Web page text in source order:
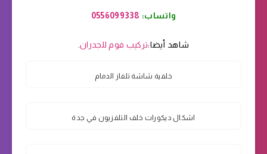
واتساب: 0556099338
شاهد أيضا:تركيب فوم للجدران.
خلفية شاشة تلفاز الدمام
اشكال ديكورات خلف التلفزيون في جدة